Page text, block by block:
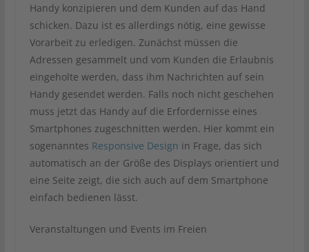
Handy konzipieren und dem Kunden auf das Hand
schicken. Dazu ist es allerdings nötig, eine gewisse
Vorarbeit zu erledigen. Zunächst müssen die
Adressen gesammelt und vom Kunden die Erlaubnis
eingeholte werden, dass ihm Nachrichten auf sein
Handy gesendet werden. Falls noch nicht geschehen
muss jetzt das Handy auf die Erfordernisse eines
Smartphones zugeschnitten werden. Hier kommt ein
sogenanntes Responsive Design in Frage, das sich
automatisch an der Größe des Displays orientiert und
eine Seite zeigt, die sich auch auf dem Smartphone
einfach bedienen lässt.
Veranstaltungen und Events im Freien